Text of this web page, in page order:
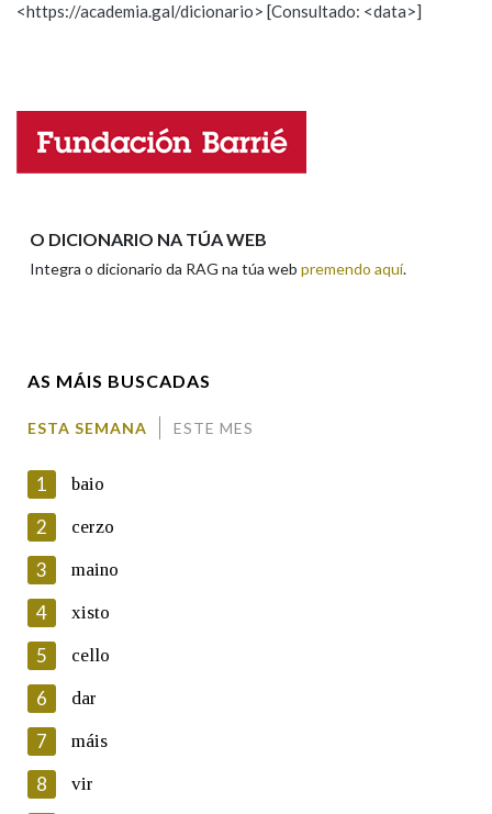
Propoño mellorar a definición
Nome
En cumprimento da normativa vixente en materia de
Protección de Datos de Carácter Persoal, a Real Academia
Galega informa a aqueles usuarios que faciliten o seu correo
electrónico, así como calquera outra información de carácter
persoal, que estes datos serán obxecto de tratamento
automatizado de carácter confidencial e incorporados aos seus
ficheiros informáticos. Así mesmo, os usuarios poderán exercer o
seu dereito de acceso, rectificación, oposición e cancelación dos
seus datos poñéndose en contacto connosco.
Lin e acepto as condicións da política de
<https://academia.gal/dicionario> [Consultado: <data>]
O DICIONARIO NA TÚA WEB
Integra o dicionario da RAG na túa web premendo aquí.
AS MÁIS BUSCADAS
ESTA SEMANA ESTE MES
1 baio
2 cerzo
3 maino
4 xisto
5 cello
6 dar
7 máis
8 vir